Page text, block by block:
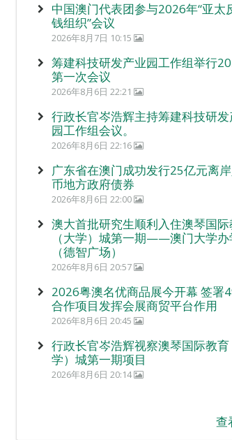
中国澳门代表团参与2026年“亚太
钱组织”会议
2026年8月7日 10:15
筹建科技研发产业园工作组举行
第一次会议
2026年8月6日 22:21
行政长官岑浩辉主持筹建科技研发
园工作组会议。
2026年8月6日 22:16
广东省在澳门成功发行25亿元离
币地方政府债券
2026年8月6日 22:00
澳大首批研究生顺利入住澳琴国
（大学）城第一期——澳门大学办
（德智广场）
2026年8月6日 20:57
2026粤澳名优商品展今开幕 签署
合作项目发挥会展商贸平台作用
2026年8月6日 20:45
行政长官岑浩辉视察澳琴国际教育
学）城第一期项目
2026年8月6日 20:14
查